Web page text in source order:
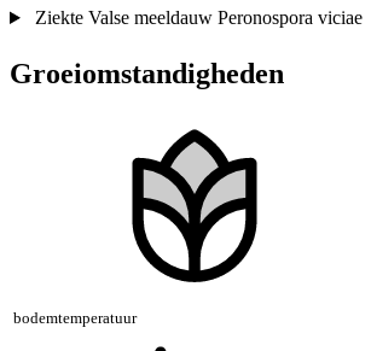
Ziekte Valse meeldauw Peronospora viciae
Groeiomstandigheden
bodemtemperatuur